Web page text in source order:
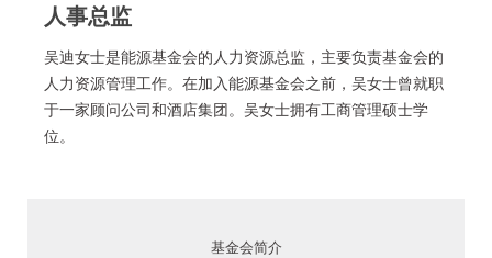
人事总监
吴迪女士是能源基金会的人力资源总监，主要负责基金会的
人力资源管理工作。在加入能源基金会之前，吴女士曾就职
于一家顾问公司和酒店集团。吴女士拥有工商管理硕士学
位。
基金会简介